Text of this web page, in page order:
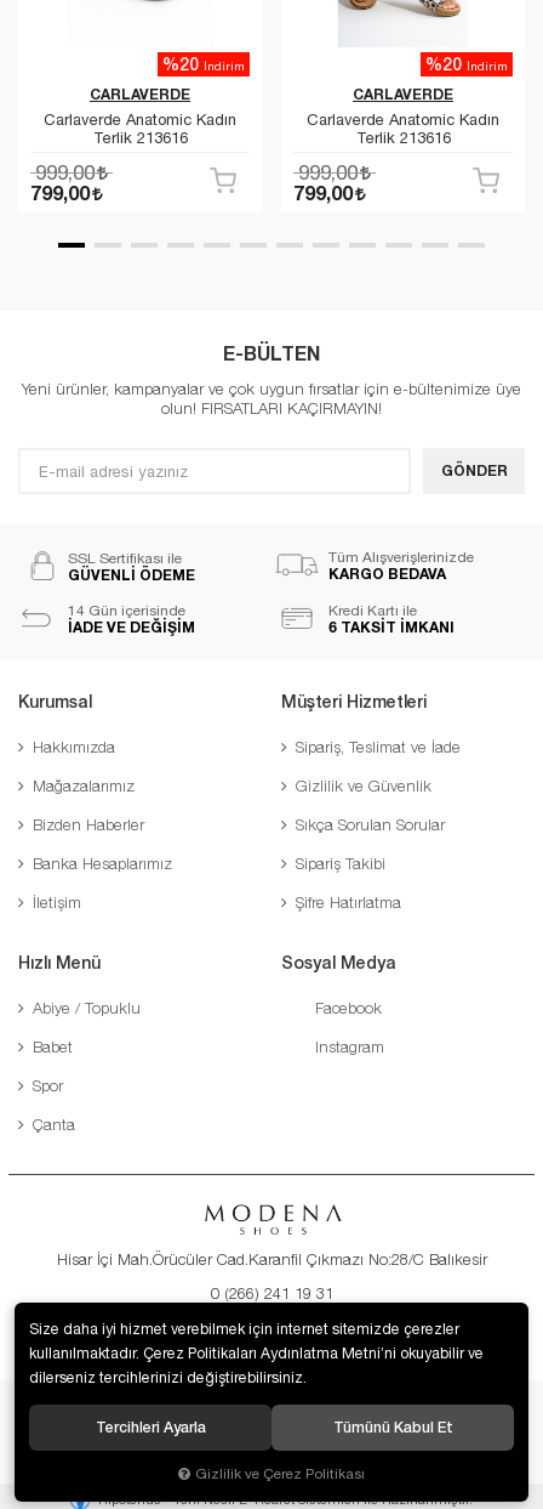
CARLAVERDE
Carlaverde Anatomic Kadın
Terlik 213616
%20 İndirim
999,00
799,00
CARLAVERDE
Carlaverde Anatomic Kadın
Terlik 213616
%20 İndirim
999,00
799,00
E-BÜLTEN
Yeni ürünler, kampanyalar ve çok uygun fırsatlar için e-bültenimize üye
olun! FIRSATLARI KAÇIRMAYIN!
GÖNDER
SSL Sertifikası ile
GÜVENLİ ÖDEME
Tüm Alışverişlerinizde
KARGO BEDAVA
14 Gün içerisinde
İADE VE DEĞİŞİM
Kredi Kartı ile
6 TAKSİT İMKANI
Kurumsal
Hakkımızda
Mağazalarımız
Bizden Haberler
Banka Hesaplarımız
İletişim
Müşteri Hizmetleri
Sipariş, Teslimat ve İade
Gizlilik ve Güvenlik
Sıkça Sorulan Sorular
Sipariş Takibi
Şifre Hatırlatma
Hızlı Menü
Abiye / Topuklu
Babet
Spor
Çanta
Sosyal Medya
Facebook
Instagram
Hisar İçi Mah.Örücüler Cad.Karanfil Çıkmazı No:28/C Balıkesir
0 (266) 241 19 31
destek@modenaayakkabi.com
© 2019 Modena Ayakkabı. Tüm hakları saklıdır.
Hipotenüs Yeni Nesil E-Ticaret Sistemleri ile Hazırlanmıştır.
Size daha iyi hizmet verebilmek için internet sitemizde çerezler
kullanılmaktadır. Çerez Politikaları Aydınlatma Metni’ni okuyabilir ve
dilerseniz tercihlerinizi değiştirebilirsiniz.
Tercihleri Ayarla Tümünü Kabul Et
Gizlilik ve Çerez Politikası